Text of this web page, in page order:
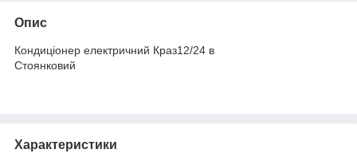
Опис
Кондиціонер електричний Краз12/24 в
Стоянковий
Характеристики